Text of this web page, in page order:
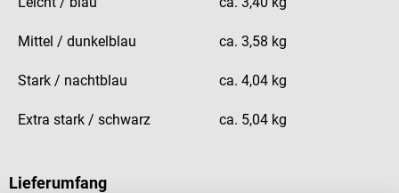
Mittel / dunkelblau ca. 3,58 kg
Stark / nachtblau ca. 4,04 kg
Extra stark / schwarz ca. 5,04 kg
Lieferumfang